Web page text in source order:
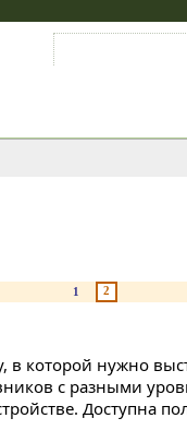
1 2
в которой нужно
с разными
Доступна